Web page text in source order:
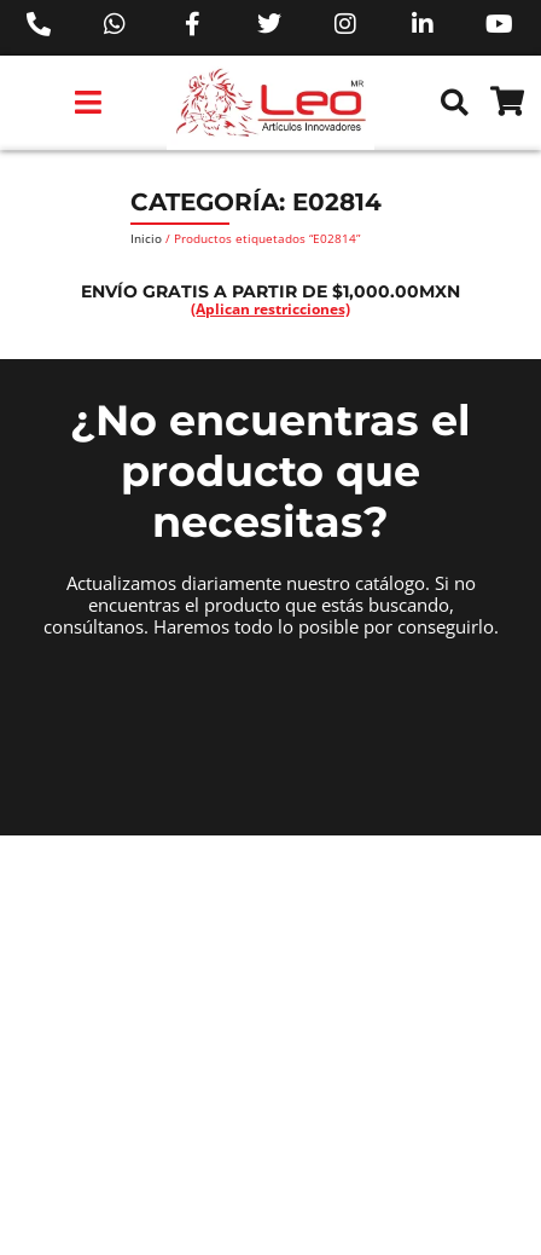
CATEGORÍA: E02814
Inicio / Productos etiquetados “E02814”
ENVÍO GRATIS A PARTIR DE $1,000.00MXN
(Aplican restricciones)
¿No encuentras el
producto que
necesitas?
Actualizamos diariamente nuestro catálogo. Si no
encuentras el producto que estás buscando,
consúltanos. Haremos todo lo posible por conseguirlo.